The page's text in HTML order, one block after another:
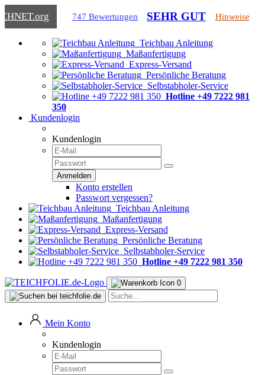
.org 747 Bewertungen SEHR GUT Hinweise
Teichbau Anleitung
Maßanfertigung
Express-Versand
Persönliche Beratung
Selbstabholer-Service
Hotline +49 7222 981
350
Kundenlogin
Kundenlogin
Konto erstellen
Passwort vergessen?
Teichbau Anleitung
Maßanfertigung
Express-Versand
Persönliche Beratung
Selbstabholer-Service
Hotline +49 7222 981 350
0
Mein Konto
Kundenlogin